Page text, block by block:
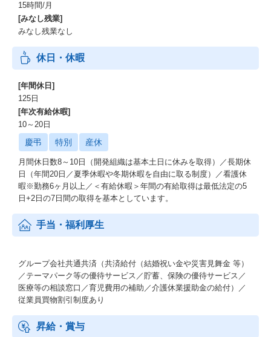
15時間/月
[みなし残業]
みなし残業なし
休日・休暇
[年間休日]
125日
[年次有給休暇]
10～20日
慶弔 特別 産休
月間休日数8～10日（開発組織は基本土日に休みを取得）／長期休
日（年間20日／夏季休暇や冬期休暇を自由に取る制度）／看護休
暇※勤務6ヶ月以上／＜有給休暇＞年間の有給取得は最低法定の5
日+2日の7日間の取得を基本としています。
手当・福利厚生
グループ会社共通共済（共済給付（結婚祝い金や災害見舞金 等）
／テーマパーク等の優待サービス／貯蓄、保険の優待サービス／
医療等の相談窓口／育児費用の補助／介護休業援助金の給付）／
従業員買物割引制度あり
昇給・賞与